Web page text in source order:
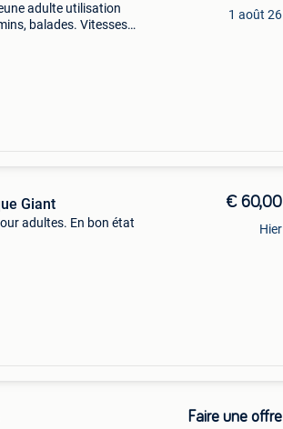
adulte utilisation
balades. Vitesses
1 août 26
Giant
adultes. En bon état
€ 60,00
Hier
Faire une offre